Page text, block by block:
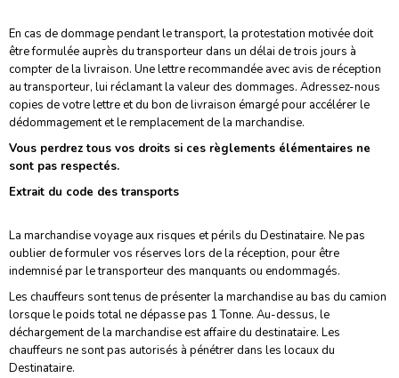
En cas de dommage pendant le transport, la protestation motivée doit
être formulée auprès du transporteur dans un délai de trois jours à
compter de la livraison. Une lettre recommandée avec avis de réception
au transporteur, lui réclamant la valeur des dommages. Adressez-nous
copies de votre lettre et du bon de livraison émargé pour accélérer le
dédommagement et le remplacement de la marchandise.
Vous perdrez tous vos droits si ces règlements élémentaires ne
sont pas respectés.
Extrait du code des transports
La marchandise voyage aux risques et périls du Destinataire. Ne pas
oublier de formuler vos réserves lors de la réception, pour être
indemnisé par le transporteur des manquants ou endommagés.
Les chauffeurs sont tenus de présenter la marchandise au bas du camion
lorsque le poids total ne dépasse pas 1 Tonne. Au-dessus, le
déchargement de la marchandise est affaire du destinataire. Les
chauffeurs ne sont pas autorisés à pénétrer dans les locaux du
Destinataire.